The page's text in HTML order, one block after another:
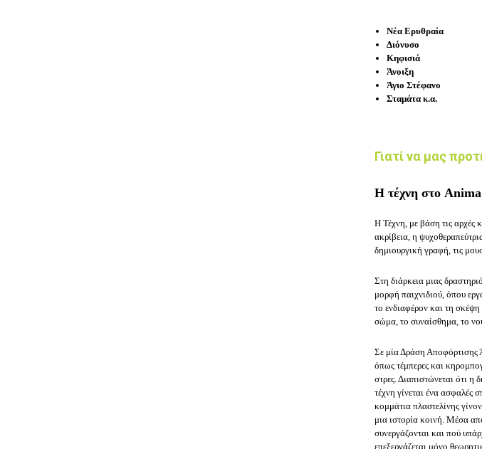
Νέα Ερυθραία
Διόνυσο
Κηφισιά
Άνοιξη
Άγιο Στέφανο
Σταμάτα κ.α.
Γιατί να μας
Η τέχνη στο
Η Τέχνη, με βάση τις αρχές
ακρίβεια, η
δημιουργική γραφή, τις
Στη διάρκεια μιας
μορφή παιχνιδιού, όπου
το ενδιαφέρον και τη
σώμα, το συναίσθημα, το
Σε μία Δράση Αποφόρτισης
όπως τέμπερες και
στρες. Διαπιστώνεται ότι η
τέχνη γίνεται ένα ασφαλές
κομμάτια πλαστελίνης
μια ιστορία κοινή. Μέσα
συνεργάζονται και πού
επεξεργάζεται μόνο